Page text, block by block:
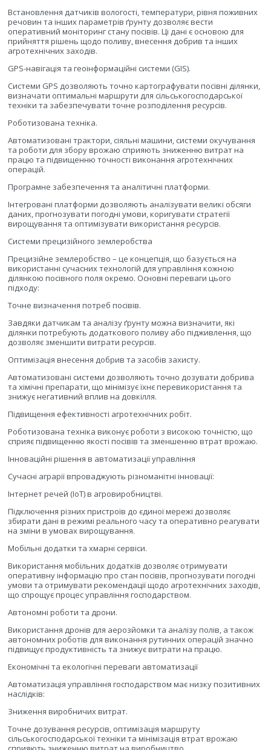
Встановлення датчиків вологості, температури, рівня поживних
речовин та інших параметрів ґрунту дозволяє вести
оперативний моніторинг стану посівів. Ці дані є основою для
прийняття рішень щодо поливу, внесення добрив та інших
агротехнічних заходів.
GPS-навігація та геоінформаційні системи (GIS).
Системи GPS дозволяють точно картографувати посівні ділянки,
визначати оптимальні маршрути для сільськогосподарської
техніки та забезпечувати точне розподілення ресурсів.
Роботизована техніка.
Автоматизовані трактори, сіяльні машини, системи окучування
та роботи для збору врожаю сприяють зниженню витрат на
працю та підвищенню точності виконання агротехнічних
операцій.
Програмне забезпечення та аналітичні платформи.
Інтегровані платформи дозволяють аналізувати великі обсяги
даних, прогнозувати погодні умови, коригувати стратегії
вирощування та оптимізувати використання ресурсів.
Системи прецизійного землеробства
Прецизійне землеробство – це концепція, що базується на
використанні сучасних технологій для управління кожною
ділянкою посівного поля окремо. Основні переваги цього
підходу:
Точне визначення потреб посівів.
Завдяки датчикам та аналізу ґрунту можна визначити, які
ділянки потребують додаткового поливу або підживлення, що
дозволяє зменшити витрати ресурсів.
Оптимізація внесення добрив та засобів захисту.
Автоматизовані системи дозволяють точно дозувати добрива
та хімічні препарати, що мінімізує їхнє перевикористання та
знижує негативний вплив на довкілля.
Підвищення ефективності агротехнічних робіт.
Роботизована техніка виконує роботи з високою точністю, що
сприяє підвищенню якості посівів та зменшенню втрат врожаю.
Інноваційні рішення в автоматизації управління
Сучасні аграрії впроваджують різноманітні інновації:
Інтернет речей (IoT) в агровиробництві.
Підключення різних пристроїв до єдиної мережі дозволяє
збирати дані в режимі реального часу та оперативно реагувати
на зміни в умовах вирощування.
Мобільні додатки та хмарні сервіси.
Використання мобільних додатків дозволяє отримувати
оперативну інформацію про стан посівів, прогнозувати погодні
умови та отримувати рекомендації щодо агротехнічних заходів,
що спрощує процес управління господарством.
Автономні роботи та дрони.
Використання дронів для аерозйомки та аналізу полів, а також
автономних роботів для виконання рутинних операцій значно
підвищує продуктивність та знижує витрати на працю.
Економічні та екологічні переваги автоматизації
Автоматизація управління господарством має низку позитивних
наслідків:
Зниження виробничих витрат.
Точне дозування ресурсів, оптимізація маршруту
сільськогосподарської техніки та мінімізація втрат врожаю